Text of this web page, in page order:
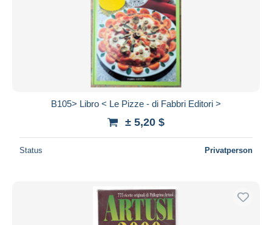
B105> Libro < Le Pizze - di Fabbri Editori >
± 5,20 $
Status Privatperson